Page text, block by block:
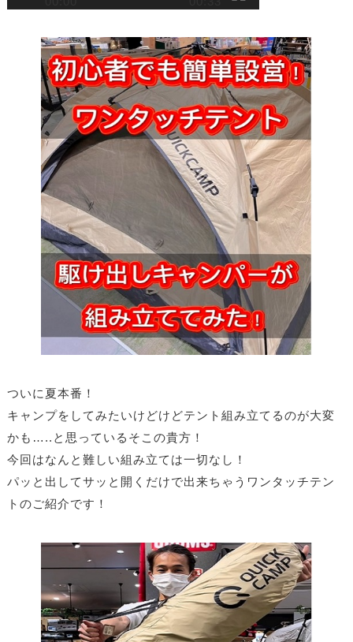
ついに夏本番！
キャンプをしてみたいけどけどテント組み立てるのが大変
かも…..と思っているそこの貴方！
今回はなんと難しい組み立ては一切なし！
パッと出してサッと開くだけで出来ちゃうワンタッチテン
トのご紹介です！